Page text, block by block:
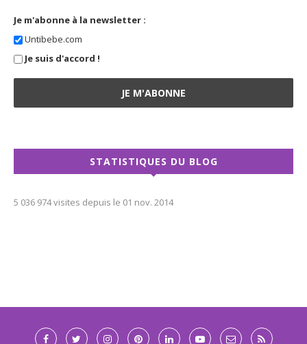
Je m'abonne à la newsletter :
Untibebe.com
Je suis d'accord !
STATISTIQUES DU BLOG
5 036 974 visites depuis le 01 nov. 2014